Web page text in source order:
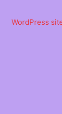
περιεχόμενο
WordPress